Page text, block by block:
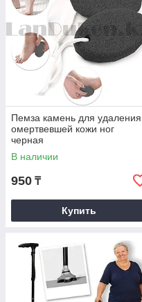
Пемза камень для удаления
омертвевшей кожи ног
черная
В наличии
950 ₸
Купить